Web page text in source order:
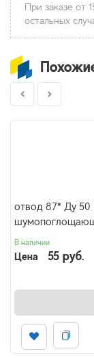
При заказе от
остальных
отвод 87* Ду 50
В наличии
Цена 55 руб.